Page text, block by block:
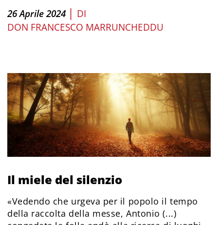
26 Aprile 2024 | DI
DON FRANCESCO MARRUNCHEDDU
Il miele del silenzio
«Vedendo che urgeva per il popolo il tempo
della raccolta della messe, Antonio (...)